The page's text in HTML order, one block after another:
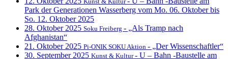
Park der Generationen Wasserberg vom Mo. 06. Oktober bis
So. 12. Oktober 2025
28. Oktober 2025 Soku Freiberg - „Als Tramp nach
Afghanistan“
21. Oktober 2025 Pi-ONIK SOKU Aktion - „Der Wissenschaftler“
30. September 2025 Kunst & Kultur- U – Bahn -Baustelle am